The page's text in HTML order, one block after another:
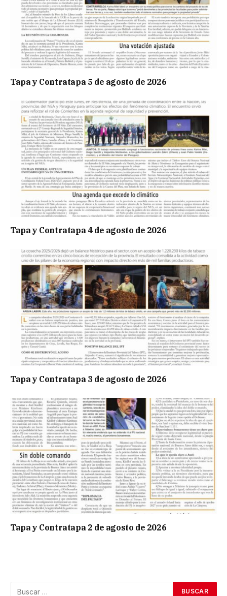
Tapa y Contratapa 5 de agosto de 2026
Tapa y Contratapa 4 de agosto de 2026
Tapa y Contratapa 3 de agosto de 2026
Tapa y Contratapa 2 de agosto de 2026